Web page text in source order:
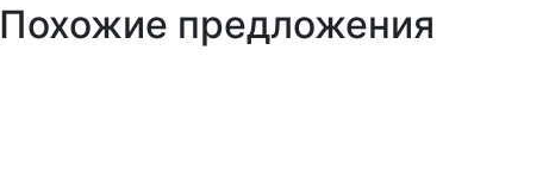
Похожие предложения